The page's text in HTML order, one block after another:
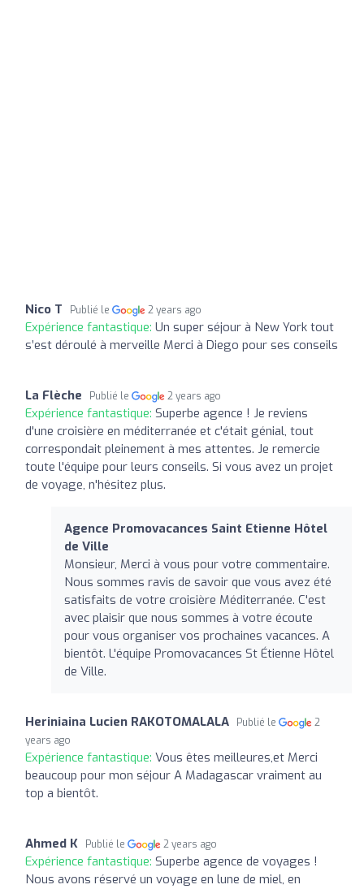
Nico T Publié le 2 years ago
Expérience fantastique: Un super séjour à New York tout
s’est déroulé à merveille Merci à Diego pour ses conseils
La Flèche Publié le 2 years ago
Expérience fantastique: Superbe agence ! Je reviens
d'une croisière en méditerranée et c'était génial, tout
correspondait pleinement à mes attentes. Je remercie
toute l'équipe pour leurs conseils. Si vous avez un projet
de voyage, n'hésitez plus.
Agence Promovacances Saint Etienne Hôtel
de Ville
Monsieur, Merci à vous pour votre commentaire.
Nous sommes ravis de savoir que vous avez été
satisfaits de votre croisière Méditerranée. C'est
avec plaisir que nous sommes à votre écoute
pour vous organiser vos prochaines vacances. A
bientôt. L'équipe Promovacances St Étienne Hôtel
de Ville.
Heriniaina Lucien RAKOTOMALALA Publié le
2
years ago
Expérience fantastique: Vous êtes meilleures,et Merci
beaucoup pour mon séjour A Madagascar vraiment au
top a bientôt.
Ahmed K Publié le 2 years ago
Expérience fantastique: Superbe agence de voyages !
Nous avons réservé un voyage en lune de miel, en